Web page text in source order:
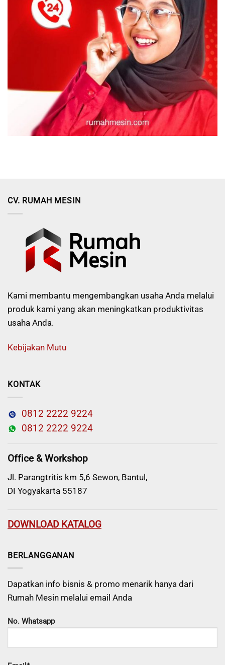
CV. RUMAH MESIN
Kami membantu mengembangkan usaha Anda melalui
produk kami yang akan meningkatkan produktivitas
usaha Anda.
Kebijakan Mutu
KONTAK
0812 2222 9224
0812 2222 9224
Office & Workshop
Jl. Parangtritis km 5,6 Sewon, Bantul,
DI Yogyakarta 55187
DOWNLOAD KATALOG
BERLANGGANAN
Dapatkan info bisnis & promo menarik hanya dari
Rumah Mesin melalui email Anda
No. Whatsapp